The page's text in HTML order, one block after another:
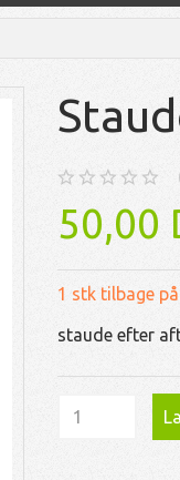
50,00
1 stk tilbage
staude efter